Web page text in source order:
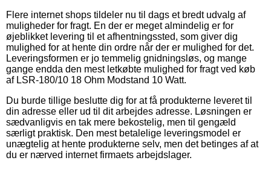
Flere internet shops tildeler nu til dags et bredt udvalg af
muligheder for fragt. En der er meget almindelig er for
øjeblikket levering til et afhentningssted, som giver dig
mulighed for at hente din ordre når der er mulighed for det.
Leveringsformen er jo temmelig gnidningsløs, og mange
gange endda den mest letkøbte mulighed for fragt ved køb
af LSR-180/10 18 Ohm Modstand 10 Watt.
Du burde tillige beslutte dig for at få produkterne leveret til
din adresse eller ud til dit arbejdes adresse. Løsningen er
sædvanligvis en tak mere bekostelig, men til gengæld
særligt praktisk. Den mest betalelige leveringsmodel er
unægtelig at hente produkterne selv, men det betinges af at
du er nærved internet firmaets arbejdslager.